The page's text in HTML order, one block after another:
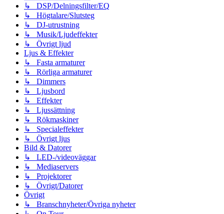
↳ DSP/Delningsfilter/EQ
↳ Högtalare/Slutsteg
↳ DJ-utrustning
↳ Musik/Ljudeffekter
↳ Övrigt ljud
Ljus & Effekter
↳ Fasta armaturer
↳ Rörliga armaturer
↳ Dimmers
↳ Ljusbord
↳ Effekter
↳ Ljussättning
↳ Rökmaskiner
↳ Specialeffekter
↳ Övrigt ljus
Bild & Datorer
↳ LED-/videoväggar
↳ Mediaservers
↳ Projektorer
↳ Övrigt/Datorer
Övrigt
↳ Branschnyheter/Övriga nyheter